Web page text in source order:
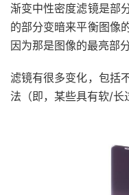
渐变中性密度滤镜是部
的部分变暗来平衡图像
因为那是图像的最亮部分
滤镜有很多变化，包括
法（即，某些具有软/长